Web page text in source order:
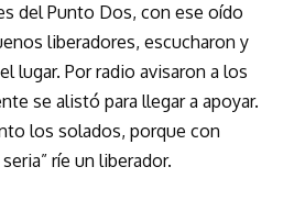
del Punto Dos, con ese oído
liberadores, escucharon y
lugar. Por radio avisaron a los
se alistó para llegar a apoyar.
los solados, porque con
ríe un liberador.